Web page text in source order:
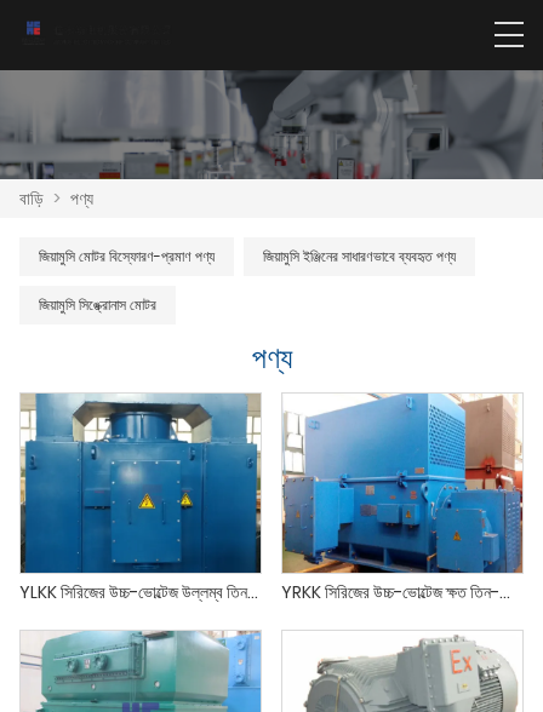
বাড়ি > পণ্য
জিয়ামুসি মোটর বিস্ফোরণ-প্রমাণ পণ্য জিয়ামুসি ইঞ্জিনের সাধারণভাবে ব্যবহৃত পণ্য
জিয়ামুসি সিঙ্ক্রোনাস মোটর
পণ্য
YLKK সিরিজের উচ্চ-ভোল্টেজ উল্লম্ব তিন-ফেজ অ্যাসিঙ্ক্রোনাস মোটর (H400 - H630) YRKK সিরিজের উচ্চ-ভোল্টেজ ক্ষত তিন-ফেজ অ্যাসিঙ্ক্রোনাস মোটর (H355 - H1000)